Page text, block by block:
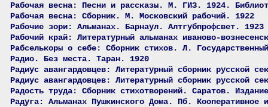
Рабочая весна: Песни и рассказы. М. ГИЗ. 1924.
Рабочая весна: Сборник. М. Московский рабочий. 1922
Рабочие зори: Альманах. Барнаул. Алтгубпрофсвет. 1923
Рабочий край: Литературный альманах иваново-
Рабселькоры о себе: Сборник стихов. Л.
Радио. Без места. Таран. 1920
Радиус авангардовцев: Литературный сборник русской
Радиус авангардовцев: Литературный сборник русской
Радость труда: Сборник стихотворений. Саратов.
Радуга: Альманах Пушкинского Дома. Пб. Кооперативное